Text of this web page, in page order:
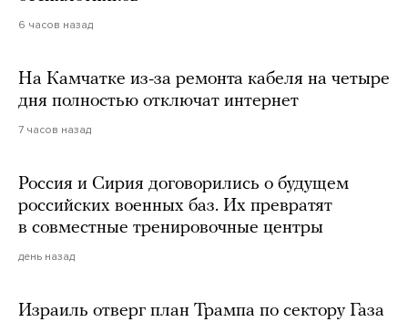
6 часов назад
На Камчатке из-за ремонта кабеля на четыре
дня полностью отключат интернет
7 часов назад
Россия и Сирия договорились о будущем
российских военных баз. Их превратят
в совместные тренировочные центры
день назад
Израиль отверг план Трампа по сектору Газа